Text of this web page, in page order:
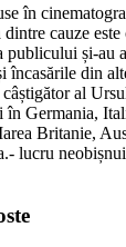
în
cauze
publicului și-au
încasările din
câștigător al
Germania,
Britanie,
lucru